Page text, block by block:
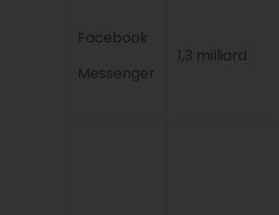
Facebook
Messenger
1,3 milliard